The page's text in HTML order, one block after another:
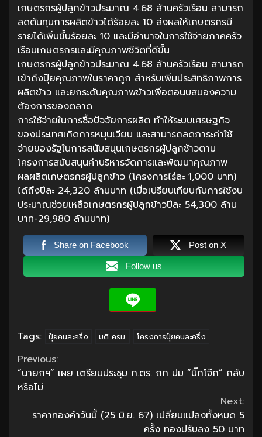
เกษตรกรผู้ปลูกข้าวประมาณ 4.68 ล้านครัวเรือน สามารถ
ลดต้นทุนการผลิตข้าวได้ร้อยละ 10 ส่งผลให้เกษตรกรมี
รายได้เพิ่มขึ้นร้อยละ 10 และมีอำนาจในการใช้จ่ายภาคครัว
เรือนเกษตรกรและมีคุณภาพชีวิตที่ดีขึ้น
เกษตรกรผู้ปลูกข้าวประมาณ 4.68 ล้านครัวเรือน สามารถ
เข้าถึงปุ๋ยคุณภาพในราคาถูก สำหรับเพิ่มประสิทธิภาพการ
ผลิตข้าว และยกระดับคุณภาพข้าวเพื่อตอนบสนองความ
ต้องการของตลาด
การใช้จ่ายในการซื้อปัจจัยการผลิต ทำให้ระบบเศรษฐกิจ
ของประเทศเกิดการหมุนเวียน และสามารถลดภาระค่าใช้
จ่ายของรัฐในการสนับสนุนเกษตรกรผู้ปลูกช้าวตาม
โครงการสนับสนุนค่าบริหารจัดการและพัฒนาคุณภาพ
ผลผลิตเกษตรกรผู้ปลูกข้าว (โครงการไร่ละ 1,000 บาท)
ได้ถึงปีละ 24,320 ล้านบาท (เมื่อเปรียบเทียบกับการใช้งบ
ประมาณช่วยเหลือเกษตรกรผู้ปลูกข้าวปีละ 54,300 ล้าน
บาท-29,980 ล้านบาท)
Share on Facebook Post on X
Follow us
Tags: ปุ๋ยคนละครึ่ง มติ ครม. โครงการปุ๋ยคนละครึ่ง
Continue
Reading
Previous:
“นายกฯ” เผย เตรียมประชุม ก.ตร. ถก ปม “บิ๊กโจ๊ก” กลับ
หรือไม่
Next:
ราคาทองคำวันนี้ (25 มิ.ย. 67) เปลี่ยนแปลงทั้งหมด 5
ครั้ง ทองปรับลง 50 บาท